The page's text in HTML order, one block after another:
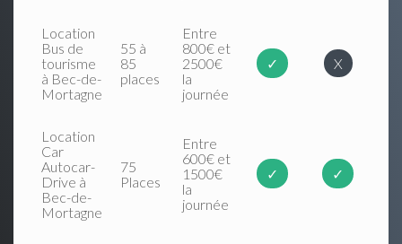
Location
Bus de
tourisme
à Bec-de-
Mortagne
55 à
85
places
Entre
800€ et
2500€
la
journée
✓ X
Location
Car
Autocar-
Drive à
Bec-de-
Mortagne
75
Places
Entre
600€ et
1500€
la
journée
✓ ✓